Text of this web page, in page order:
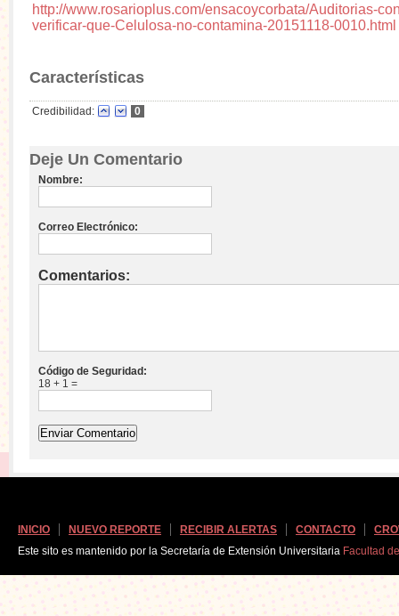
http://www.rosarioplus.com/ensacoycorbata/Auditorias-
verificar-que-Celulosa-no-contamina-20151118-0010.html
Características
Credibilidad: 0
Deje Un Comentario
Nombre:
Correo Electrónico:
Comentarios:
Código de Seguridad:
18 + 1 =
INICIO NUEVO REPORTE RECIBIR ALERTAS CONTACTO
Este sito es mantenido por la Secretaría de Extensión Universitaria Facultad